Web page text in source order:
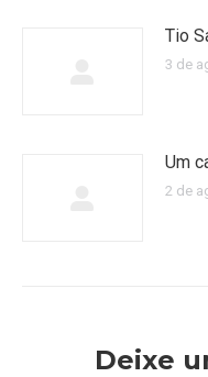
Tio
3 de
Um
2 de
Deixe